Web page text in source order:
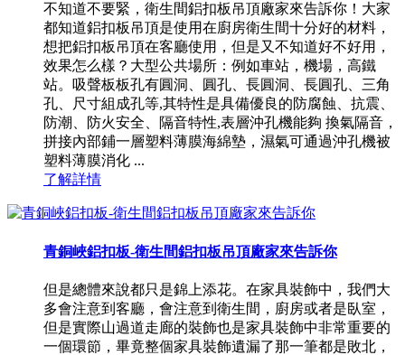
不知道不要緊，衛生間鋁扣板吊頂廠家來告訴你！大家
都知道鋁扣板吊頂是使用在廚房衛生間十分好的材料，
想把鋁扣板吊頂在客廳使用，但是又不知道好不好用，
效果怎么樣？大型公共場所：例如車站，機場，高鐵
站。吸聲板板孔有圓洞、圓孔、長圓洞、長圓孔、三角
孔、尺寸組成孔等,其特性是具備優良的防腐蝕、抗震、
防潮、防火安全、隔音特性,表層沖孔機能夠 換氣隔音，
拼接內部鋪一層塑料薄膜海綿墊，濕氣可通過沖孔機被
塑料薄膜消化 ...
了解詳情
青銅峽鋁扣板-衛生間鋁扣板吊頂廠家來告訴你
但是總體來說都只是錦上添花。在家具裝飾中，我們大
多會注意到客廳，會注意到衛生間，廚房或者是臥室，
但是實際山過道走廊的裝飾也是家具裝飾中非常重要的
一個環節，畢竟整個家具裝飾遺漏了那一筆都是敗北，